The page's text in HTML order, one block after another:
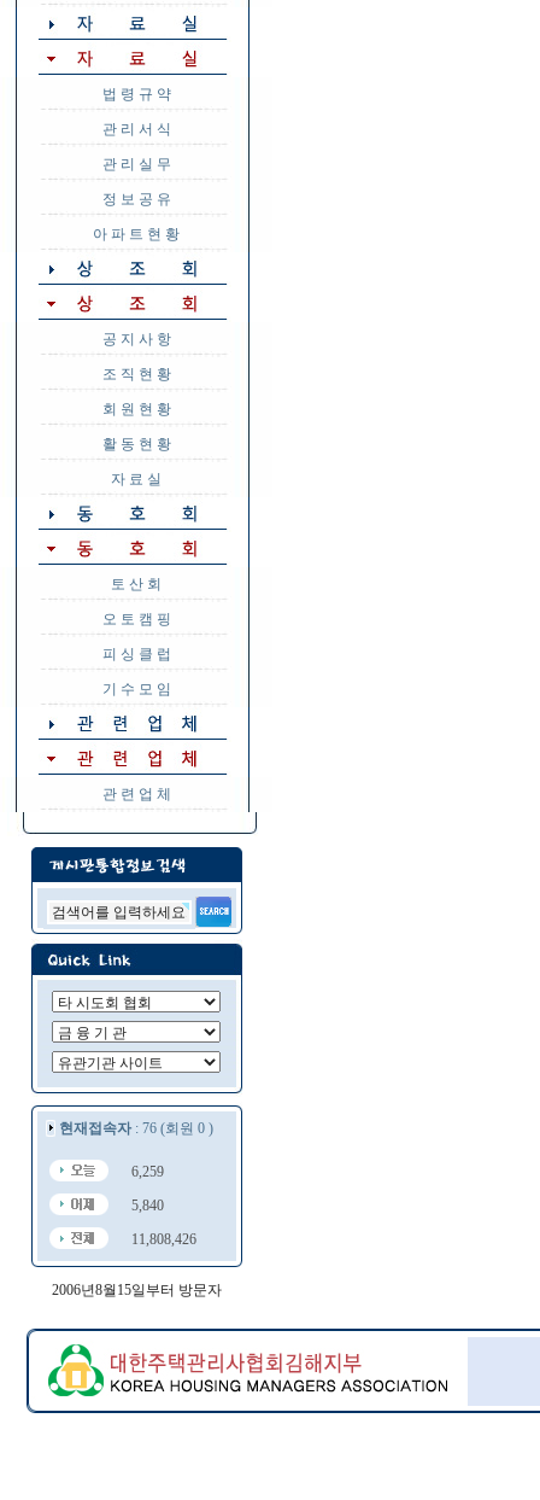
법 령 규 약
관 리 서 식
관 리 실 무
정 보 공 유
아 파 트 현 황
공 지 사 항
조 직 현 황
회 원 현 황
활 동 현 황
자 료 실
토 산 회
오 토 캠 핑
피 싱 클 럽
기 수 모 임
관 련 업 체
현재접속자: 76 (회원 0 )
6,259
5,840
11,808,426
2006년8월15일부터 방문자